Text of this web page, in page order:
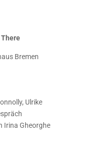
Bremen
Ulrike
Irina Gheorghe